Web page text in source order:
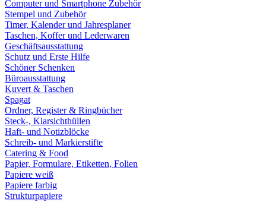
Computer und Smartphone Zubehör
Stempel und Zubehör
Timer, Kalender und Jahresplaner
Taschen, Koffer und Lederwaren
Geschäftsausstattung
Schutz und Erste Hilfe
Schöner Schenken
Büroausstattung
Kuvert & Taschen
Spagat
Ordner, Register & Ringbücher
Steck-, Klarsichthüllen
Haft- und Notizblöcke
Schreib- und Markierstifte
Catering & Food
Papier, Formulare, Etiketten, Folien
Papiere weiß
Papiere farbig
Strukturpapiere